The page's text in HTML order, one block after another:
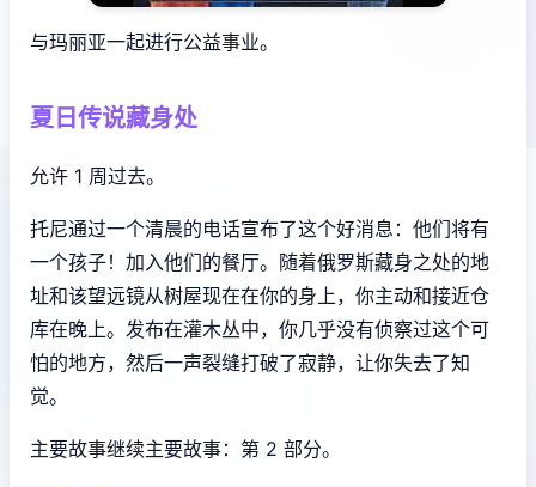
与玛丽亚一起进行公益事业。
夏日传说藏身处
允许 1 周过去。
托尼通过一个清晨的电话宣布了这个好消息：他们将有
一个孩子！加入他们的餐厅。随着俄罗斯藏身之处的地
址和该望远镜从树屋现在在你的身上，你主动和接近仓
库在晚上。发布在灌木丛中，你几乎没有侦察过这个可
怕的地方，然后一声裂缝打破了寂静，让你失去了知
觉。
主要故事继续主要故事：第 2 部分。